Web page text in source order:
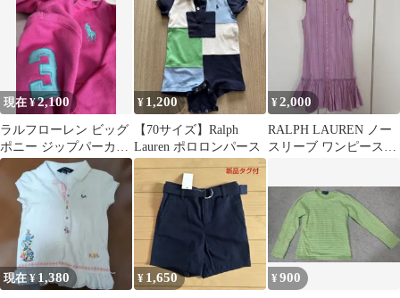
ラー ホワイト
現在 ¥2,100
ラルフローレン ビッグ
ポニー ジップパーカー
120 ピンク 女の子
¥ 1,200
【70サイズ】Ralph
Lauren ポロロンパース
¥2,000
RALPH LAUREN ノー
スリーブ ワンピース
現在 ¥ 1,380 ¥ 1,650 ¥900